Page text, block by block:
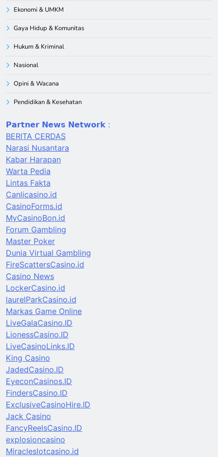
Ekonomi & UMKM
Gaya Hidup & Komunitas
Hukum & Kriminal
Nasional
Opini & Wacana
Pendidikan & Kesehatan
𝗣𝗮𝗿𝘁𝗻𝗲𝗿 𝗡𝗲𝘄𝘀 𝗡𝗲𝘁𝘄𝗼𝗿𝗸 :
BERITA CERDAS
Narasi Nusantara
Kabar Harapan
Warta Pedia
Lintas Fakta
Canlicasino.id
CasinoForms.id
MyCasinoBon.id
Forum Gambling
Master Poker
Dunia Virtual Gambling
FireScattersCasino.id
Casino News
LockerCasino.id
laurelParkCasino.id
Markas Game Online
LiveGalaCasino.ID
LionessCasino.ID
LiveCasinoLinks.ID
King Casino
JadedCasino.ID
EyeconCasinos.ID
FindersCasino.ID
ExclusiveCasinoHire.ID
Jack Casino
FancyReelsCasino.ID
explosioncasino
Miracleslotcasino.id